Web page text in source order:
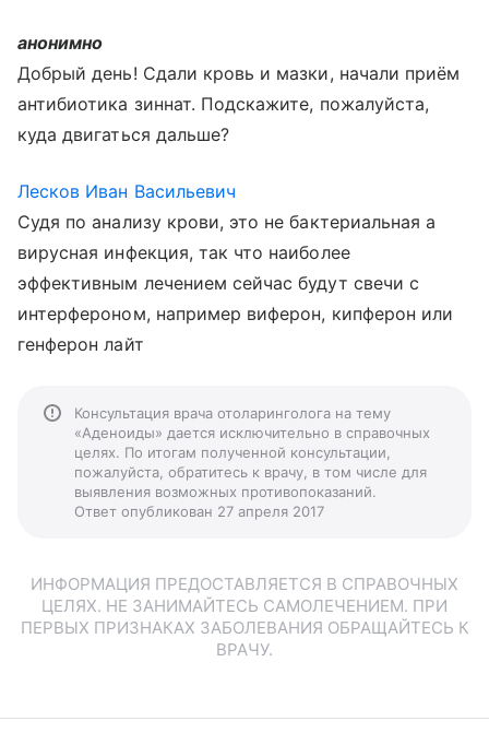
анонимно
Добрый день! Сдали кровь и мазки, начали приём
антибиотика зиннат. Подскажите, пожалуйста,
куда двигаться дальше?
Лесков Иван Васильевич
Судя по анализу крови, это не бактериальная а
вирусная инфекция, так что наиболее
эффективным лечением сейчас будут свечи с
интерфероном, например виферон, кипферон или
генферон лайт
Консультация врача отоларинголога на тему
«Аденоиды» дается исключительно в справочных
целях. По итогам полученной консультации,
пожалуйста, обратитесь к врачу, в том числе для
выявления возможных противопоказаний.
Ответ опубликован 27 апреля 2017
ИНФОРМАЦИЯ ПРЕДОСТАВЛЯЕТСЯ В СПРАВОЧНЫХ
ЦЕЛЯХ. НЕ ЗАНИМАЙТЕСЬ САМОЛЕЧЕНИЕМ. ПРИ
ПЕРВЫХ ПРИЗНАКАХ ЗАБОЛЕВАНИЯ ОБРАЩАЙТЕСЬ К
ВРАЧУ.